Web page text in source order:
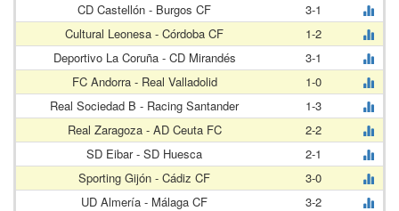
CD Castellón - Burgos CF
3-1
Cultural Leonesa - Córdoba CF
1-2
Deportivo La Coruña - CD Mirandés
3-1
FC Andorra - Real Valladolid
1-0
Real Sociedad B - Racing Santander
1-3
Real Zaragoza - AD Ceuta FC
2-2
SD Eibar - SD Huesca
2-1
Sporting Gijón - Cádiz CF
3-0
UD Almería - Málaga CF
3-2